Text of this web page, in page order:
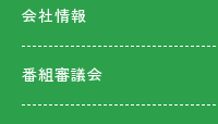
会社情報
番組審議会